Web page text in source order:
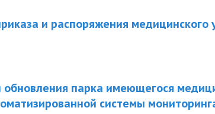
и распоряжения медицинского
парка имеющегося
системы